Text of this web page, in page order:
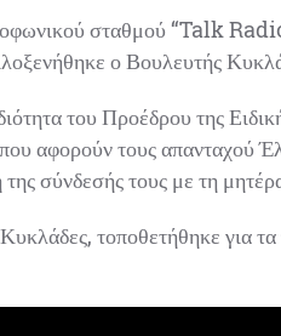
σταθμού “Talk
ο Βουλευτής
του Προέδρου της
αφορούν τους απανταχού
σύνδεσής τους με τη
τοποθετήθηκε για